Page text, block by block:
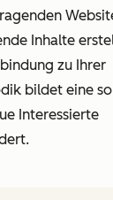
Inhalte
zu Ihrer
bildet eine
Interessierte